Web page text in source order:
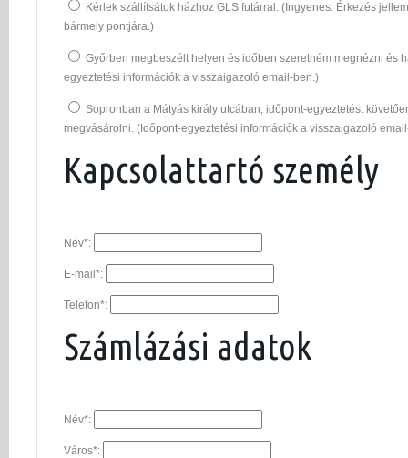
Kérlek szállítsátok házhoz GLS futárral. (Ingyenes. Érkezés
bármely pontjára.)
Győrben megbeszélt helyen és időben szeretném megnézni és
egyeztetési információk a visszaigazoló email-ben.)
Sopronban a Mátyás király utcában, időpont-egyeztetést
megvásárolni. (Időpont-egyeztetési információk a visszaigazoló
Kapcsolattartó személy
Név*:
E-mail*:
Telefon*:
Számlázási adatok
Név*:
Város*: